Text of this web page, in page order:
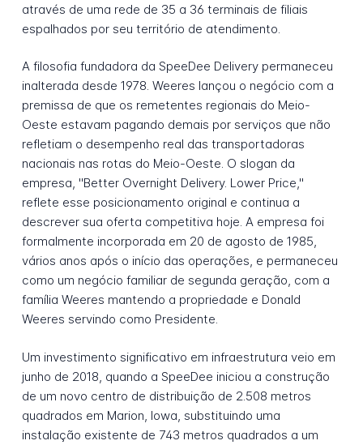
através de uma rede de 35 a 36 terminais de filiais
espalhados por seu território de atendimento.
A filosofia fundadora da SpeeDee Delivery permaneceu
inalterada desde 1978. Weeres lançou o negócio com a
premissa de que os remetentes regionais do Meio-
Oeste estavam pagando demais por serviços que não
refletiam o desempenho real das transportadoras
nacionais nas rotas do Meio-Oeste. O slogan da
empresa, "Better Overnight Delivery. Lower Price,"
reflete esse posicionamento original e continua a
descrever sua oferta competitiva hoje. A empresa foi
formalmente incorporada em 20 de agosto de 1985,
vários anos após o início das operações, e permaneceu
como um negócio familiar de segunda geração, com a
família Weeres mantendo a propriedade e Donald
Weeres servindo como Presidente.
Um investimento significativo em infraestrutura veio em
junho de 2018, quando a SpeeDee iniciou a construção
de um novo centro de distribuição de 2.508 metros
quadrados em Marion, Iowa, substituindo uma
instalação existente de 743 metros quadrados a um